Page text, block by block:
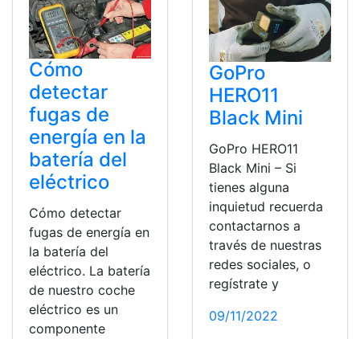
Cómo
detectar
fugas de
energía en la
batería del
eléctrico
Cómo detectar
fugas de energía en
la batería del
eléctrico. La batería
de nuestro coche
eléctrico es un
componente
GoPro
HERO11
Black Mini
GoPro HERO11
Black Mini – Si
tienes alguna
inquietud recuerda
contactarnos a
través de nuestras
redes sociales, o
regístrate y
09/11/2022